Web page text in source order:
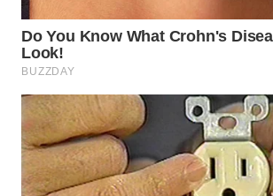
WN
BOROBUDUR
WN
MADURA
WN
SURABAYA